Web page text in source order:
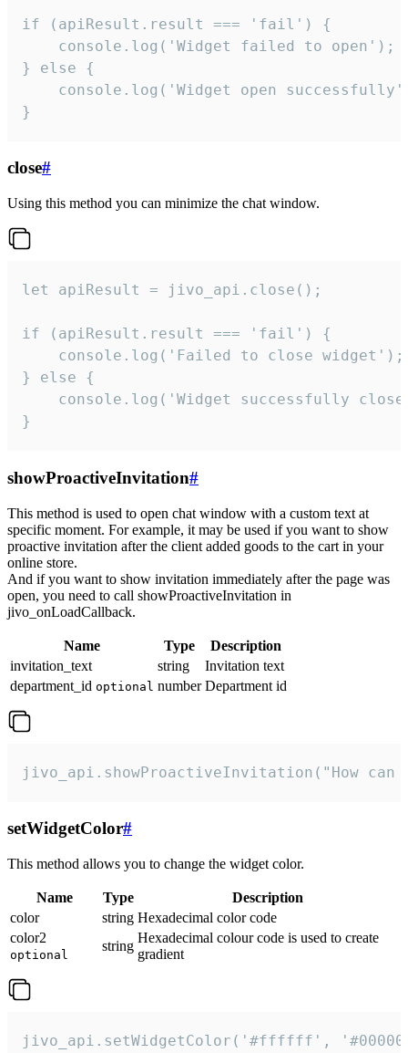
if (apiResult.result === 'fail') {
    console.log('Widget failed to open');
} else {
console.log('Widget open
}
close#
Using this method you can minimize the chat window.
let apiResult = jivo_api.close();
if (apiResult.result === 'fail') {
    console.log('Failed to close widget');
} else {
console.log('Widget successfully
}
showProactiveInvitation#
This method is used to open chat window with a custom text at
specific moment. For example, it may be used if you want to show
proactive invitation after the client added goods to the cart in your
online store.
And if you want to show invitation immediately after the page was
open, you need to call showProactiveInvitation in
jivo_onLoadCallback.
Name Type
Description
invitation_text
string
Invitation text
department_id optional number Department id
jivo_api.showProactiveInvitation("How
setWidgetColor#
This method allows you to change the widget color.
Name Type
Description
color
string Hexadecimal color code
color2
optional
string
Hexadecimal colour code is used to create
gradient
jivo_api.setWidgetColor('#ffffff',